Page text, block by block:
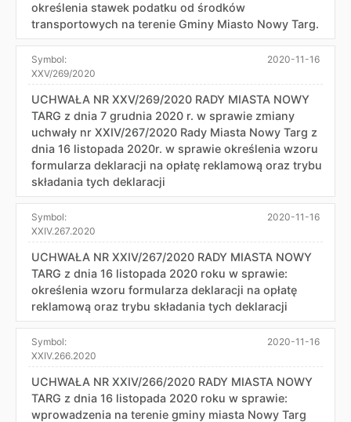
określenia stawek podatku od środków
transportowych na terenie Gminy Miasto Nowy Targ.
Symbol:
XXV/269/2020
2020-11-16
UCHWAŁA NR XXV/269/2020 RADY MIASTA NOWY
TARG z dnia 7 grudnia 2020 r. w sprawie zmiany
uchwały nr XXIV/267/2020 Rady Miasta Nowy Targ z
dnia 16 listopada 2020r. w sprawie określenia wzoru
formularza deklaracji na opłatę reklamową oraz trybu
składania tych deklaracji
Symbol:
XXIV.267.2020
2020-11-16
UCHWAŁA NR XXIV/267/2020 RADY MIASTA NOWY
TARG z dnia 16 listopada 2020 roku w sprawie:
określenia wzoru formularza deklaracji na opłatę
reklamową oraz trybu składania tych deklaracji
Symbol:
XXIV.266.2020
2020-11-16
UCHWAŁA NR XXIV/266/2020 RADY MIASTA NOWY
TARG z dnia 16 listopada 2020 roku w sprawie:
wprowadzenia na terenie gminy miasta Nowy Targ